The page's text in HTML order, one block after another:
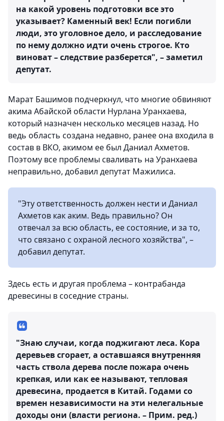
на какой уровень подготовки все это
указывает? Каменный век! Если погибли
люди, это уголовное дело, и расследование
по нему должно идти очень строгое. Кто
виноват – следствие разберется", – заметил
депутат.
Марат Башимов подчеркнул, что многие обвиняют
акима Абайской области Нурлана Уранхаева,
который назначен несколько месяцев назад. Но
ведь область создана недавно, ранее она входила в
состав в ВКО, акимом ее был Даниал Ахметов.
Поэтому все проблемы сваливать на Уранхаева
неправильно, добавил депутат Мажилиса.
"Эту ответственность должен нести и Даниал
Ахметов как аким. Ведь правильно? Он
отвечал за всю область, ее состояние, и за то,
что связано с охраной лесного хозяйства", –
добавил депутат.
Здесь есть и другая проблема – контрабанда
древесины в соседние страны.
"Знаю случаи, когда поджигают леса. Кора
деревьев сгорает, а оставшаяся внутренняя
часть ствола дерева после пожара очень
крепкая, или как ее называют, тепловая
древесина, продается в Китай. Годами со
времен независимости на эти нелегальные
доходы они (власти региона. – Прим. ред.)